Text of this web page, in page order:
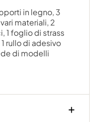
in legno, 3
materiali, 2
1 foglio di strass
rullo di adesivo
di modelli